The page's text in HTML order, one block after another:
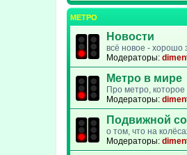
МЕТРО
Новости
всё новое - хорошо
Модераторы:
Метро в мире
Про метро, которое
Модераторы:
Подвижной
о том, что на
Модераторы: